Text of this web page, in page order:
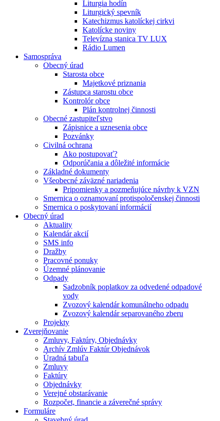
Liturgia hodín
Liturgický spevník
Katechizmus katolíckej cirkvi
Katolícke noviny
Televízna stanica TV LUX
Rádio Lumen
Samospráva
Obecný úrad
Starosta obce
Majetkové priznania
Zástupca starostu obce
Kontrolór obce
Plán kontrolnej činnosti
Obecné zastupiteľstvo
Zápisnice a uznesenia obce
Pozvánky
Civilná ochrana
Ako postupovať?
Odporúčania a dôležité informácie
Základné dokumenty
Všeobecné záväzné nariadenia
Pripomienky a pozmeňujúce návrhy k VZN
Smernica o oznamovaní protispoločenskej činnosti
Smernica o poskytovaní informácií
Obecný úrad
Aktuality
Kalendár akcií
SMS info
Dražby
Pracovné ponuky
Územné plánovanie
Odpady
Sadzobník poplatkov za odvedené odpadové
vody
Zvozový kalendár komunálneho odpadu
Zvozový kalendár separovaného zberu
Projekty
Zverejňovanie
Zmluvy, Faktúry, Objednávky
Archív Zmlúv Faktúr Objednávok
Úradná tabuľa
Zmluvy
Faktúry
Objednávky
Verejné obstarávanie
Rozpočet, financie a záverečné správy
Formuláre